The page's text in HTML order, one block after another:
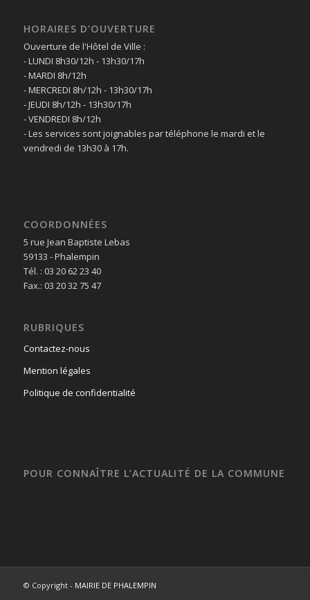
HORAIRES D’OUVERTURE
Ouverture de l'Hôtel de Ville :
- LUNDI 8h30/12h - 13h30/17h
- MARDI 8h/12h
- MERCREDI 8h/12h - 13h30/17h
- JEUDI 8h/12h - 13h30/17h
- VENDREDI 8h/12h
- Les services sont joignables par téléphone le mardi et le
vendredi de 13h30 à 17h.
COORDONNÉES
5 rue Jean Baptiste Lebas
59133 - Phalempin
Tél. : 03 20 62 23 40
Fax.: 03 20 32 75 47
RUBRIQUES
Contactez-nous
Mention légales
Politique de confidentialité
POUR CONNAÎTRE L’ACTUALITÉ DE LA COMMUNE
© Copyright - MAIRIE DE PHALEMPIN